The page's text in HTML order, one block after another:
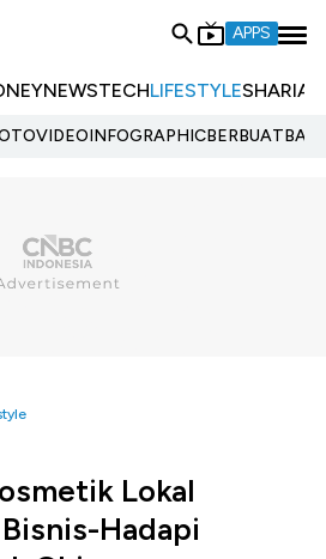
APPS
NEWSTECHLIFESTYLESHARIA
VIDEOINFOGRAPHIC
Lokal
Hadapi